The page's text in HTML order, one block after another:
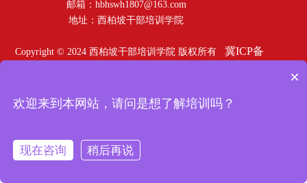
邮箱：hbhswh1807@163.com
地址：西柏坡干部培训学院
Copyright © 2024 西柏坡干部培训学院 版权所有冀ICP备
×
欢迎来到本网站，请问是想了解培训吗？
现在咨询
稍后再说
在线咨询